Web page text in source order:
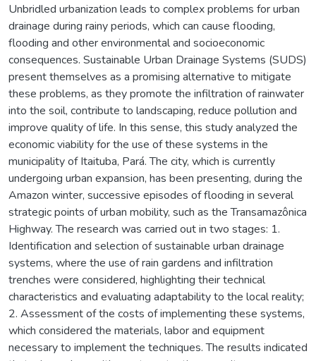
Unbridled urbanization leads to complex problems for urban
drainage during rainy periods, which can cause flooding,
flooding and other environmental and socioeconomic
consequences. Sustainable Urban Drainage Systems (SUDS)
present themselves as a promising alternative to mitigate
these problems, as they promote the infiltration of rainwater
into the soil, contribute to landscaping, reduce pollution and
improve quality of life. In this sense, this study analyzed the
economic viability for the use of these systems in the
municipality of Itaituba, Pará. The city, which is currently
undergoing urban expansion, has been presenting, during the
Amazon winter, successive episodes of flooding in several
strategic points of urban mobility, such as the Transamazônica
Highway. The research was carried out in two stages: 1.
Identification and selection of sustainable urban drainage
systems, where the use of rain gardens and infiltration
trenches were considered, highlighting their technical
characteristics and evaluating adaptability to the local reality;
2. Assessment of the costs of implementing these systems,
which considered the materials, labor and equipment
necessary to implement the techniques. The results indicated